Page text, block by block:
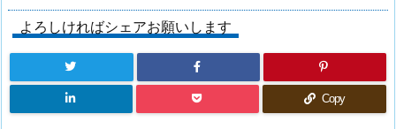
よろしければシェアお願いします
Copy